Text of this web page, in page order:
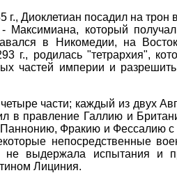
Диоклетиан посадил на трон
Максимиана, который
в Никомедии, на
г., родилась "тетрархия",
частей империи и
части; каждый из двух
в правление Галлию и
Фракию и Фессалию
непосредственные
не выдержала испытания и
Лициния.